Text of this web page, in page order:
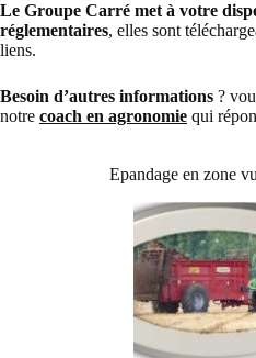
Le Groupe Carré met à votre
réglementaires, elles sont
liens.
Besoin d’autres informations ?
notre coach en agronomie qui
Epandage en zone